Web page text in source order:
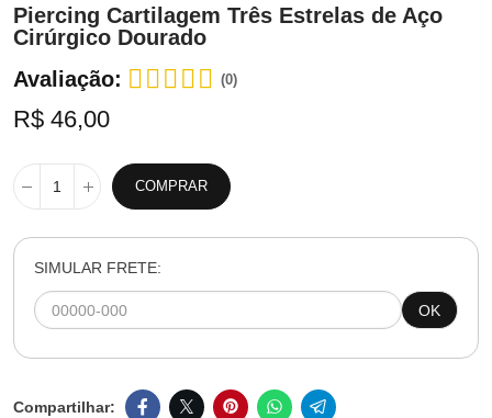
Piercing Cartilagem Três Estrelas de Aço
Cirúrgico Dourado
Avaliação:
(0)
R$ 46,00
COMPRAR
SIMULAR FRETE:
OK